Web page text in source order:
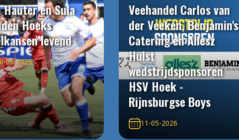
Hauter en Sula
Hoeks
levend
05-2026
Veehandel Carlos van
der Veeken, Benjamin's
Catering en Allesz
Hulst
wedstrijdsponsoren
HSV Hoek -
Rijnsburgse Boys
11-05-2026